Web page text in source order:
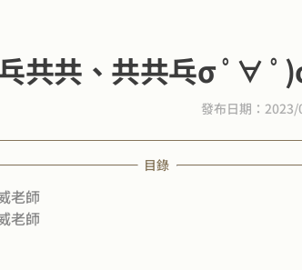
共共、共共乓σ ﾟ∀ ﾟ
發布日期：
目錄
老師
老師